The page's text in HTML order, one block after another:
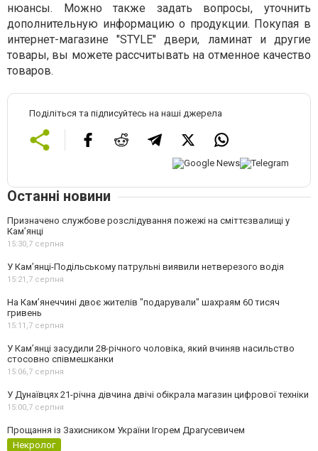
нюансы. Можно также задать вопросы, уточнить
дополнительную информацию о продукции. Покупая в
интернет-магазине "STYLE" двери, ламинат и другие
товары, вы можете рассчитывать на отменное качество
товаров.
Поділіться та підписуйтесь на наші джерела
Останні новини
Призначено службове розслідування пожежі на сміттєзвалищі у
Кам’янці
15:30,7 серпня
У Кам’янці-Подільському патрульні виявили нетверезого водія
15:21,7 серпня
На Камʼянеччині двоє жителів "подарували" шахраям 60 тисяч
гривень
15:11,7 серпня
У Камʼянці засудили 28-річного чоловіка, який вчиняв насильство
стосовно співмешканки
15:06,7 серпня
У Дунаївцях 21-річна дівчина двічі обікрала магазин цифрової техніки
15:00,7 серпня
Прощання із Захисником України Ігорем Драгусевичем
Некролог